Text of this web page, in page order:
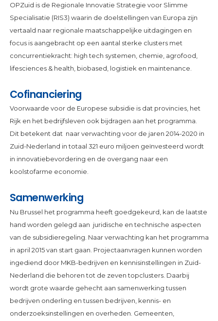
OPZuid is de Regionale Innovatie Strategie voor Slimme
Specialisatie (RIS3) waarin de doelstellingen van Europa zijn
vertaald naar regionale maatschappelijke uitdagingen en
focus is aangebracht op een aantal sterke clusters met
concurrentiekracht: high tech systemen, chemie, agrofood,
lifesciences & health, biobased, logistiek en maintenance.
Cofinanciering
Voorwaarde voor de Europese subsidie is dat provincies, het
Rijk en het bedrijfsleven ook bijdragen aan het programma.
Dit betekent dat naar verwachting voor de jaren 2014-2020 in
Zuid-Nederland in totaal 321 euro miljoen geïnvesteerd wordt
in innovatiebevordering en de overgang naar een
koolstofarme economie.
Samenwerking
Nu Brussel het programma heeft goedgekeurd, kan de laatste
hand worden gelegd aan juridische en technische aspecten
van de subsidieregeling. Naar verwachting kan het programma
in april 2015 van start gaan. Projectaanvragen kunnen worden
ingediend door MKB-bedrijven en kennisinstellingen in Zuid-
Nederland die behoren tot de zeven topclusters. Daarbij
wordt grote waarde gehecht aan samenwerking tussen
bedrijven onderling en tussen bedrijven, kennis- en
onderzoeksinstellingen en overheden. Gemeenten,